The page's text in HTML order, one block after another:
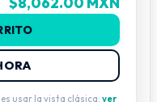
usar la vista clásica: ver